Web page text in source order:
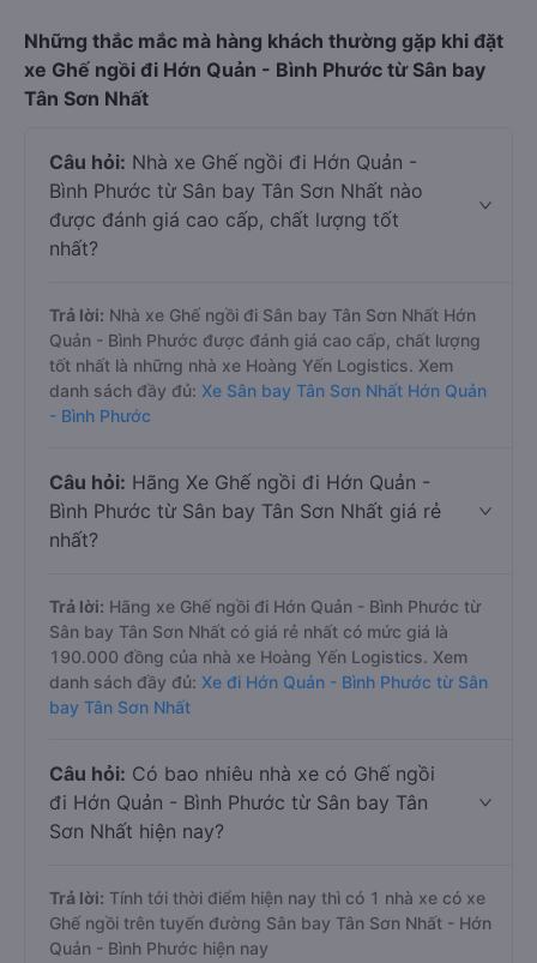
Những thắc mắc mà hàng khách thường gặp khi đặt
xe Ghế ngồi đi Hớn Quản - Bình Phước từ Sân bay
Tân Sơn Nhất
Câu hỏi: Nhà xe Ghế ngồi đi Hớn Quản -
Bình Phước từ Sân bay Tân Sơn Nhất nào
được đánh giá cao cấp, chất lượng tốt
nhất?
Trả lời: Nhà xe Ghế ngồi đi Sân bay Tân Sơn Nhất Hớn
Quản - Bình Phước được đánh giá cao cấp, chất lượng
tốt nhất là những nhà xe Hoàng Yến Logistics. Xem
danh sách đầy đủ: Xe Sân bay Tân Sơn Nhất Hớn Quản
- Bình Phước
Câu hỏi: Hãng Xe Ghế ngồi đi Hớn Quản -
Bình Phước từ Sân bay Tân Sơn Nhất giá rẻ
nhất?
Trả lời: Hãng xe Ghế ngồi đi Hớn Quản - Bình Phước từ
Sân bay Tân Sơn Nhất có giá rẻ nhất có mức giá là
190.000 đồng của nhà xe Hoàng Yến Logistics. Xem
danh sách đầy đủ: Xe đi Hớn Quản - Bình Phước từ Sân
bay Tân Sơn Nhất
Câu hỏi: Có bao nhiêu nhà xe có Ghế ngồi
đi Hớn Quản - Bình Phước từ Sân bay Tân
Sơn Nhất hiện nay?
Trả lời: Tính tới thời điểm hiện nay thì có 1 nhà xe có xe
Ghế ngồi trên tuyến đường Sân bay Tân Sơn Nhất - Hớn
Quản - Bình Phước hiện nay